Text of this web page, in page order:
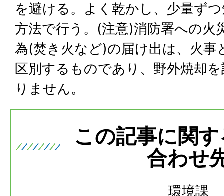
を避ける。よく乾かし、少量ず
方法で行う。(注意)消防署への火
為(焚き火など)の届け出は、火
区別するものであり、野外焼却
りません。
この記事に関
合わせ
環境課